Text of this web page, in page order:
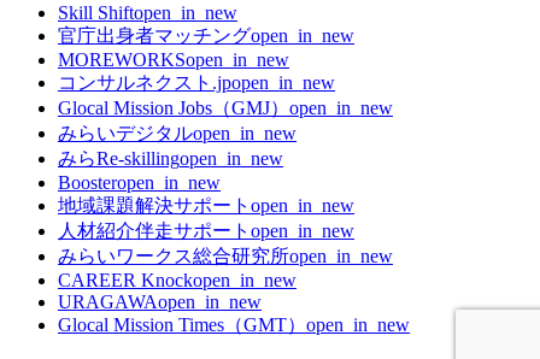
Skill Shiftopen_in_new
官庁出身者マッチングopen_in_new
MOREWORKSopen_in_new
コンサルネクスト.jpopen_in_new
Glocal Mission Jobs（GMJ） open_in_new
みらいデジタルopen_in_new
みらRe-skillingopen_in_new
Boosteropen_in_new
地域課題解決サポート open_in_new
人材紹介伴走サポート open_in_new
みらいワークス総合研究所open_in_new
CAREER Knockopen_in_new
URAGAWAopen_in_new
Glocal Mission Times（GMT） open_in_new